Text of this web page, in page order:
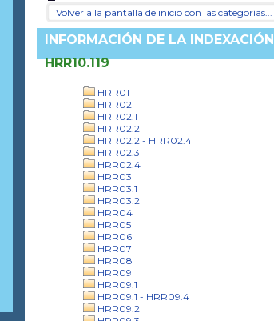
Volver a la pantalla de inicio con las categorías...
INFORMACIÓN DE LA INDEXACIÓN
HRR10.119
HRR01
HRR02
HRR02.1
HRR02.2
HRR02.2 - HRR02.4
HRR02.3
HRR02.4
HRR03
HRR03.1
HRR03.2
HRR04
HRR05
HRR06
HRR07
HRR08
HRR09
HRR09.1
HRR09.1 - HRR09.4
HRR09.2